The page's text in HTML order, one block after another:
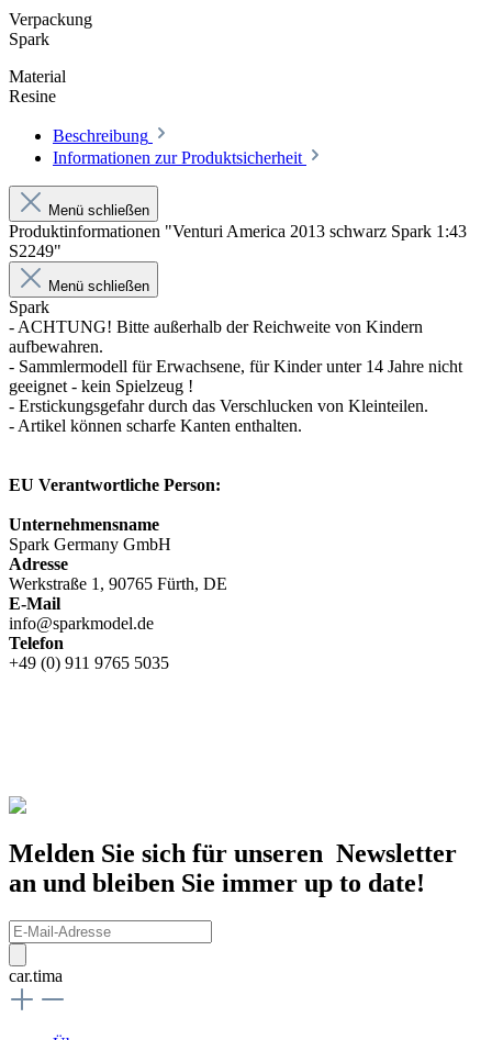
Verpackung
Spark
Material
Resine
Beschreibung
Informationen zur Produktsicherheit
Menü schließen
Produktinformationen "Venturi America 2013 schwarz Spark 1:43
S2249"
Menü schließen
Spark
- ACHTUNG! Bitte außerhalb der Reichweite von Kindern
aufbewahren.
- Sammlermodell für Erwachsene, für Kinder unter 14 Jahre nicht
geeignet - kein Spielzeug !
- Erstickungsgefahr durch das Verschlucken von Kleinteilen.
- Artikel können scharfe Kanten enthalten.
EU Verantwortliche Person:
Unternehmensname
Spark Germany GmbH
Adresse
Werkstraße 1, 90765 Fürth, DE
E-Mail
info@sparkmodel.de
Telefon
+49 (0) 911 9765 5035
Melden Sie sich für unseren Newsletter
an und bleiben Sie immer up to date!
car.tima